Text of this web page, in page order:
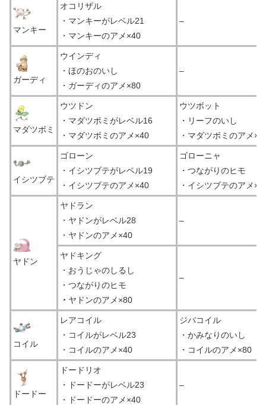
マンキー
オコリザル
・マンキーがレベル21
・マンキーのアメ×40
–
ガーディ
ウインディ
・ほのおのいし
・ガーディのアメ×80
–
マダツボミ
ウツドン
・マダツボミがレベル16
・マダツボミのアメ×40
ウツボット
・リーフのいし
・マダツボミのアメ
イシツブテ
ゴローン
・イシツブテがレベル19
・イシツブテのアメ×40
ゴローニャ
・つながりのヒモ
・イシツブテのアメ
ヤドン
ヤドラン
・ヤドンがレベル28
・ヤドンのアメ×40
–
ヤドキング
・おうじゃのしるし
・つながりのヒモ
・ ヤドンのアメ×80
–
コイル
レアコイル
・コイルがレベル23
・コイルのアメ×40
ジバコイル
・かみなりのいし
・コイルのアメ×80
ドードー
ドードリオ
・ドードーがレベル23
・ドードーのアメ×40
–